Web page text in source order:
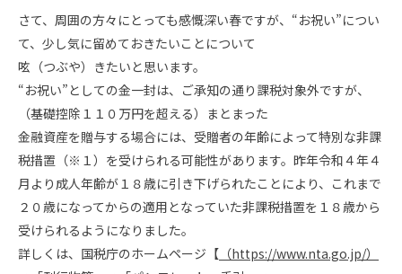
さて、周囲の方々にとっても感慨深い春ですが、“お祝い”につい
て、少し気に留めておきたいことについて
呟（つぶや）きたいと思います。
“お祝い”としての金一封は、ご承知の通り課税対象外ですが、
（基礎控除１１０万円を超える）まとまった
金融資産を贈与する場合には、受贈者の年齢によって特別な非課
税措置（※１）を受けられる可能性があります。昨年令和４年４
月より成人年齢が１８歳に引き下げられたことにより、これまで
２０歳になってからの適用となっていた非課税措置を１８歳から
受けられるようになりました。
詳しくは、国税庁のホームページ【 （https://www.nta.go.jp/）